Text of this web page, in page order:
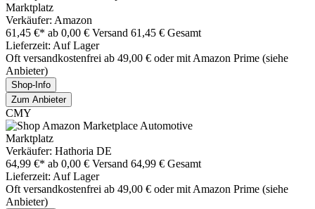
Marktplatz
Verkäufer: Amazon
61,45 €* ab 0,00 € Versand 61,45 € Gesamt
Lieferzeit: Auf Lager
Oft versandkostenfrei ab 49,00 € oder mit Amazon Prime (siehe
Anbieter)
Shop-Info
Zum Anbieter
CMY
Marktplatz
Verkäufer: Hathoria DE
64,99 €* ab 0,00 € Versand 64,99 € Gesamt
Lieferzeit: Auf Lager
Oft versandkostenfrei ab 49,00 € oder mit Amazon Prime (siehe
Anbieter)